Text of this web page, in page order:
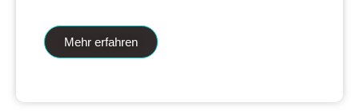
Mehr erfahren